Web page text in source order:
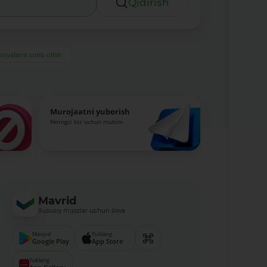
sotib olish
Murojaatni yuborish
fikringiz biz uchun muhim
Mavrid
Xususiy mijozlar uchun ilova
Mavjud
Google Play
Yuklang
App Store
Yuklang